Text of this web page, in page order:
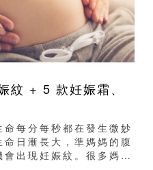
娠霜、
每分每秒都在發生微妙
日漸長大，準媽媽的腹
出現妊娠紋。很多媽媽